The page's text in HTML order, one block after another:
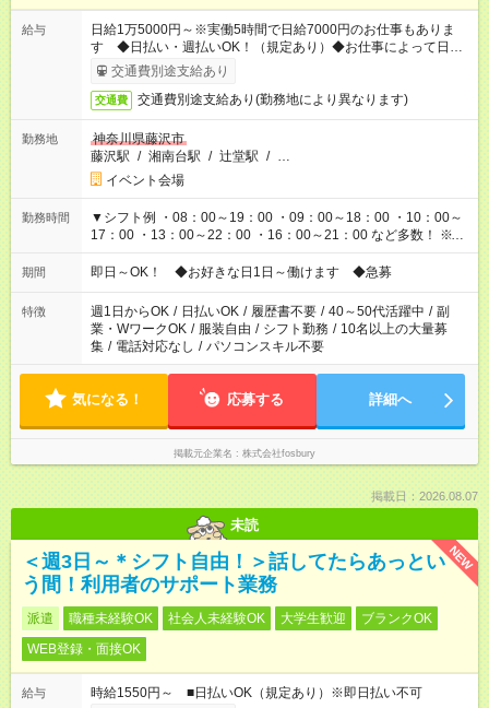
給与
日給1万5000円～※実働5時間で日給7000円のお仕事もありま
す ◆日払い・週払いOK！（規定あり）◆お仕事によって日給も
異なります
交通費別途支給あり
交通費 交通費別途支給あり(勤務地により異なります)
勤務地
神奈川県藤沢市
藤沢駅 / 湘南台駅 / 辻堂駅 / …
イベント会場
勤務時間
▼シフト例 ・08：00～19：00 ・09：00～18：00 ・10：00～
17：00 ・13：00～22：00 ・16：00～21：00 など多数！ ※お
仕事により勤務時間が異なります
期間 即日～OK！ ◆お好きな日1日～働けます ◆急募
特徴 週1日からOK / 日払いOK / 履歴書不要 / 40～50代活躍中 / 副
業・WワークOK / 服装自由 / シフト勤務 / 10名以上の大量募
集 / 電話対応なし / パソコンスキル不要
気になる！ 応募する 詳細へ
掲載元企業名 株式会社fosbury
掲載日：2026.08.07
未読
NEW
＜週3日～＊シフト自由！＞話してたらあっとい
う間！利用者のサポート業務
派遣 職種未経験OK 社会人未経験OK 大学生歓迎
ブランクOK
WEB登録・面接OK
給与
時給1550円～ ■日払いOK（規定あり）※即日払い不可